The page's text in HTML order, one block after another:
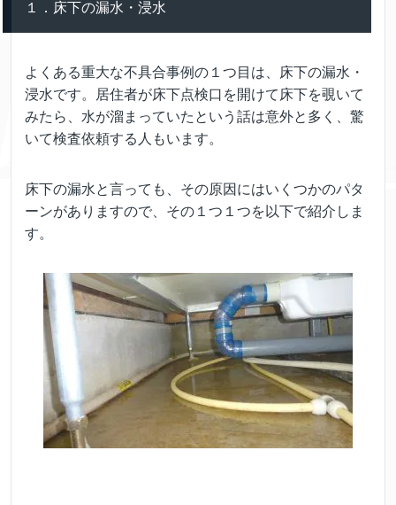
１．床下の漏水・浸水
よくある重大な不具合事例の１つ目は、床下の漏水・
浸水です。居住者が床下点検口を開けて床下を覗いて
みたら、水が溜まっていたという話は意外と多く、驚
いて検査依頼する人もいます。
床下の漏水と言っても、その原因にはいくつかのパタ
ーンがありますので、その１つ１つを以下で紹介しま
す。